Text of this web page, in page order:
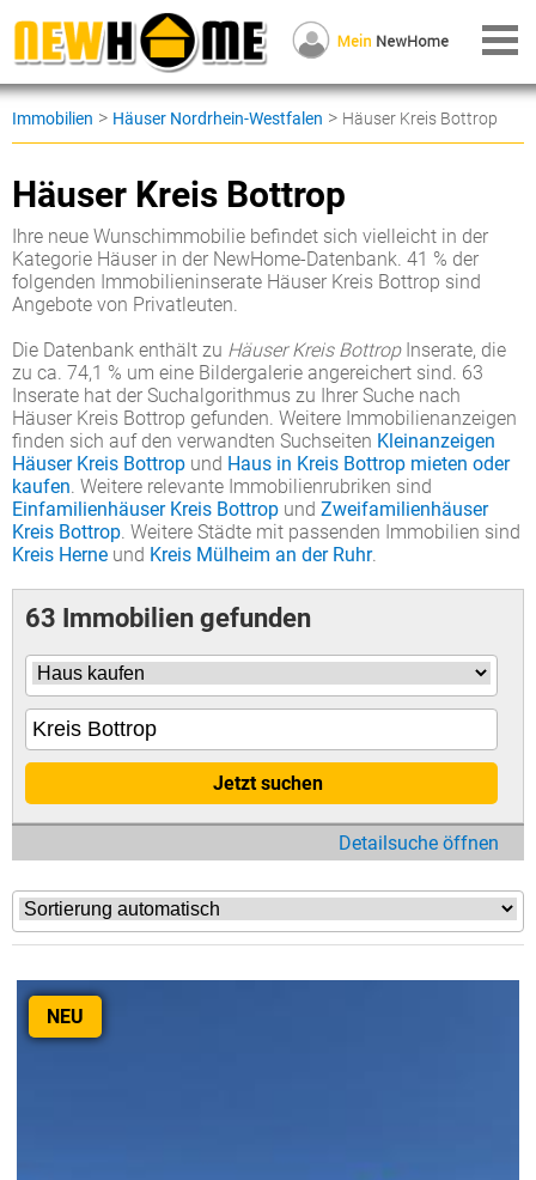
Immobilien > Häuser Nordrhein-Westfalen > Häuser Kreis Bottrop
Häuser Kreis Bottrop
Ihre neue Wunschimmobilie befindet sich vielleicht in der
Kategorie Häuser in der NewHome-Datenbank. 41 % der
folgenden Immobilieninserate Häuser Kreis Bottrop sind
Angebote von Privatleuten.
Die Datenbank enthält zu Häuser Kreis BottropInserate, die
zu ca. 74,1 % um eine Bildergalerie angereichert sind. 63
Inserate hat der Suchalgorithmus zu Ihrer Suche nach
Häuser Kreis Bottrop gefunden. Weitere Immobilienanzeigen
finden sich auf den verwandten Suchseiten Kleinanzeigen
Häuser Kreis Bottrop und Haus in Kreis Bottrop mieten oder
kaufen. Weitere relevante Immobilienrubriken sind
Einfamilienhäuser Kreis Bottrop und Zweifamilienhäuser
Kreis Bottrop. Weitere Städte mit passenden Immobilien sind
Kreis Herne und Kreis Mülheim an der Ruhr.
63 Immobilien gefunden
Jetzt suchen
Detailsuche öffnen
NEU